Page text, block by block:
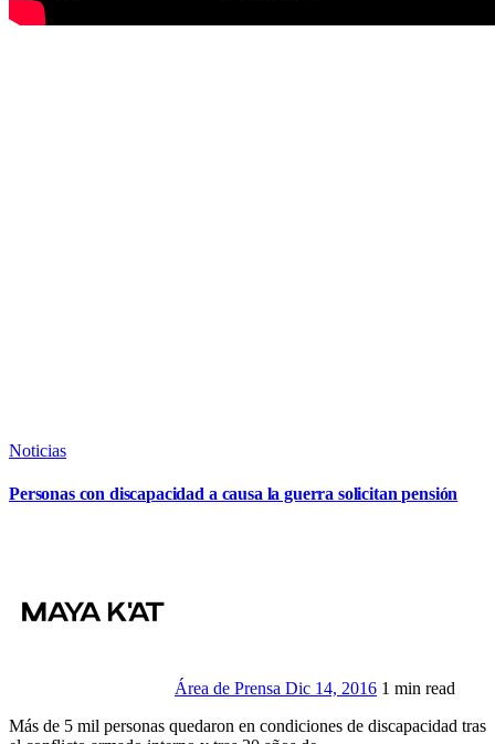
Noticias
Personas con discapacidad a causa la guerra solicitan pensión
Área de Prensa Dic 14, 2016 1 min read
Más de 5 mil personas quedaron en condiciones de discapacidad tras